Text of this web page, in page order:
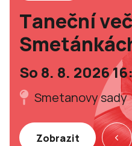
Taneční
So 8. 8. 2026
Smetanovy sady
Zobrazit